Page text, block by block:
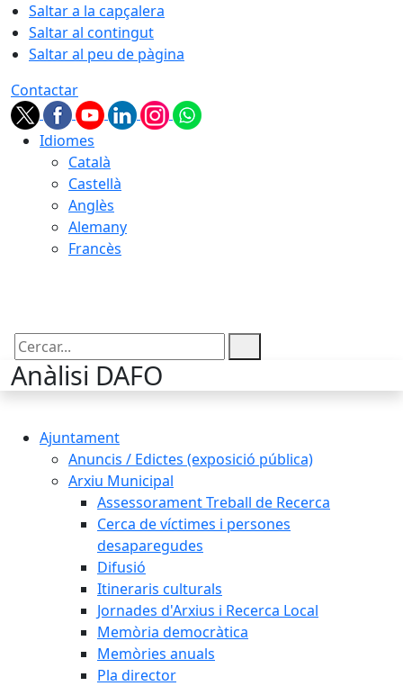
Saltar a la capçalera
Saltar al contingut
Saltar al peu de pàgina
Contactar
Idiomes
Català
Castellà
Anglès
Alemany
Francès
Cercar:
Anàlisi DAFO
Ajuntament
Anuncis / Edictes (exposició pública)
Arxiu Municipal
Assessorament Treball de Recerca
Cerca de víctimes i persones
desaparegudes
Difusió
Itineraris culturals
Jornades d'Arxius i Recerca Local
Memòria democràtica
Memòries anuals
Pla director